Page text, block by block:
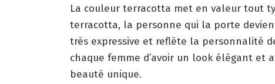
La couleur terracotta met en valeur tout
terracotta, la personne qui la porte
très expressive et reflète la personnalité
chaque femme d’avoir un look élégant
beauté unique.